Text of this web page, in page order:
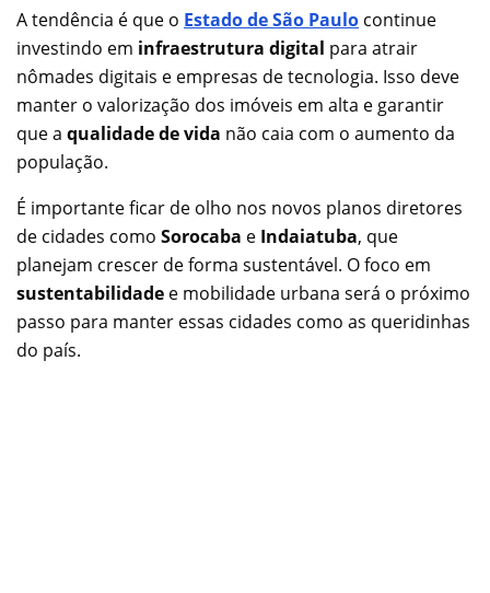
A tendência é que o Estado de São Paulo continue
investindo em infraestrutura digital para atrair
nômades digitais e empresas de tecnologia. Isso deve
manter o valorização dos imóveis em alta e garantir
que a qualidade de vida não caia com o aumento da
população.
É importante ficar de olho nos novos planos diretores
de cidades como Sorocaba e Indaiatuba, que
planejam crescer de forma sustentável. O foco em
sustentabilidade e mobilidade urbana será o próximo
passo para manter essas cidades como as queridinhas
do país.